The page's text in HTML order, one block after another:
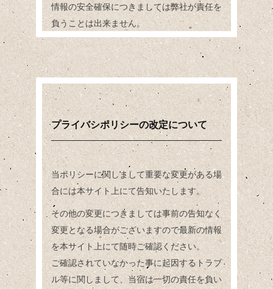
情報の安全確保につきましては弊社が責任を
負うことは出来ません。
プライバシポリシーの改定について
当ポリシーに関しまして重要な変更がある場
合には本サイト上にて告知いたします。
その他の変更につきましては事前の告知なく
変更となる場合がございますので最新の情報
を本サイト上にて随時ご確認ください。
ご確認されていなかった事に起因するトラブ
ル等に関しまして、当宿は一切の責任を負い